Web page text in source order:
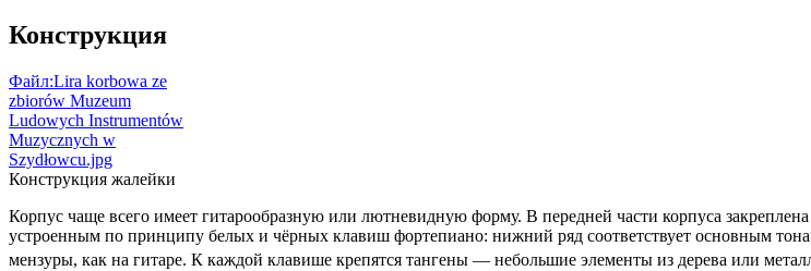
Конструкция
Файл:Lira korbowa ze
zbiorów Muzeum
Ludowych Instrumentów
Muzycznych w
Szydłowcu.jpg
Конструкция жалейки
Корпус чаще всего имеет гитарообразную или лютневидную форму. В передней части корпуса
устроенным по принципу белых и чёрных клавиш фортепиано: нижний ряд соответствует основным
мензуры, как на гитаре. К каждой клавише крепятся тангены — небольшие элементы из дерева или